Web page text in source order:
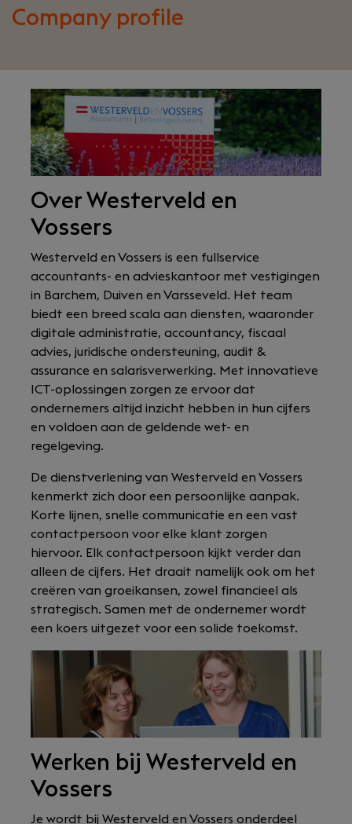
Company profile
Over Westerveld en
Vossers
Westerveld en Vossers is een fullservice
accountants- en advieskantoor met vestigingen
in Barchem, Duiven en Varsseveld. Het team
biedt een breed scala aan diensten, waaronder
digitale administratie, accountancy, fiscaal
advies, juridische ondersteuning, audit &
assurance en salarisverwerking. Met innovatieve
ICT-oplossingen zorgen ze ervoor dat
ondernemers altijd inzicht hebben in hun cijfers
en voldoen aan de geldende wet- en
regelgeving.
De dienstverlening van Westerveld en Vossers
kenmerkt zich door een persoonlijke aanpak.
Korte lijnen, snelle communicatie en een vast
contactpersoon voor elke klant zorgen
hiervoor. Elk contactpersoon kijkt verder dan
alleen de cijfers. Het draait namelijk ook om het
creëren van groeikansen, zowel financieel als
strategisch. Samen met de ondernemer wordt
een koers uitgezet voor een solide toekomst.
Werken bij Westerveld en
Vossers
Je wordt bij Westerveld en Vossers onderdeel